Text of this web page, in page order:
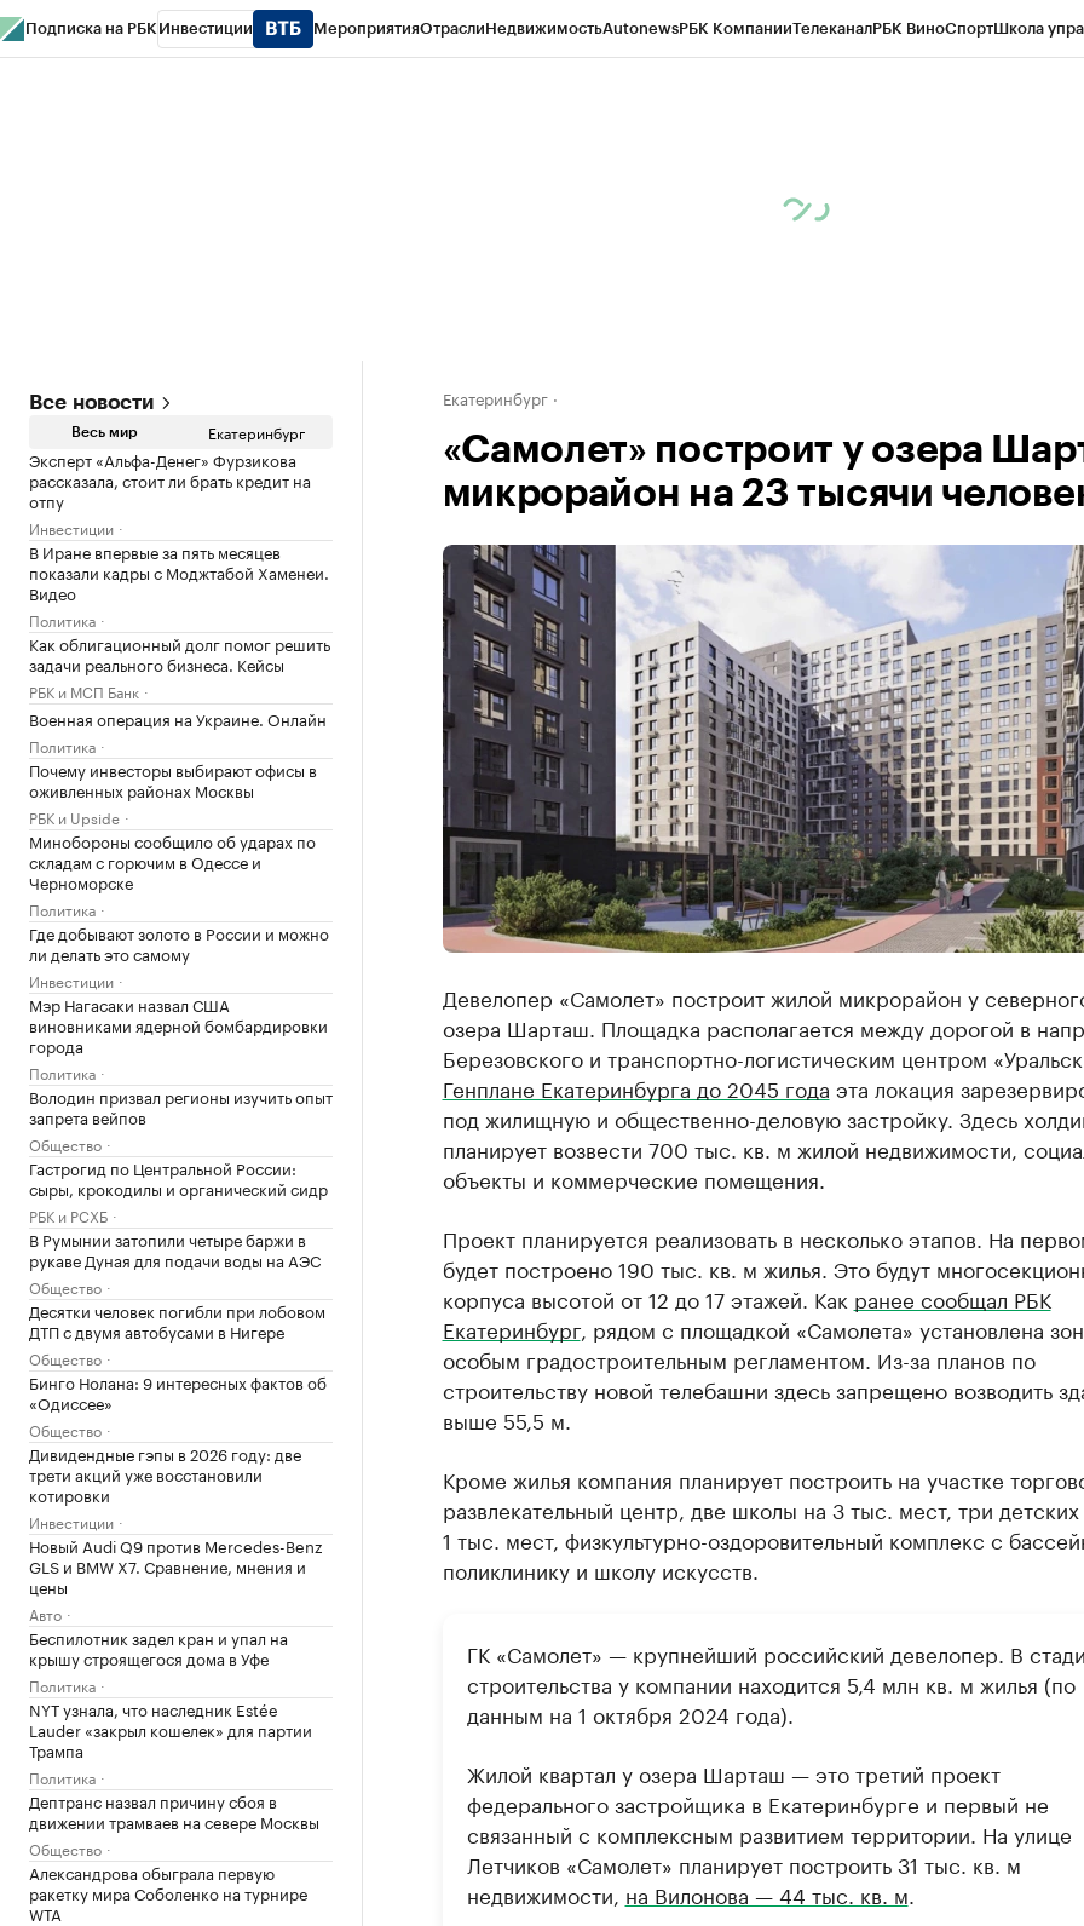
Подписка на РБК Инвестиции МероприятияОтраслиНедвижимостьAutonewsРБК КомпанииТелеканалРБК ВиноСпортШкола
Все новости
Весь мир Екатеринбург
Эксперт «Альфа-Денег» Фурзикова
рассказала, стоит ли брать кредит на
отпу
Инвестиции
В Иране впервые за пять месяцев
показали кадры с Моджтабой Хаменеи.
Видео
Политика
Как облигационный долг помог решить
задачи реального бизнеса. Кейсы
РБК и МСП Банк
Военная операция на Украине. Онлайн
Политика
Почему инвесторы выбирают офисы в
оживленных районах Москвы
РБК и Upside
Минобороны сообщило об ударах по
складам с горючим в Одессе и
Черноморске
Политика
Где добывают золото в России и можно
ли делать это самому
Инвестиции
Мэр Нагасаки назвал США
виновниками ядерной бомбардировки
города
Политика
Володин призвал регионы изучить опыт
запрета вейпов
Общество
Гастрогид по Центральной России:
сыры, крокодилы и органический сидр
РБК и РСХБ
В Румынии затопили четыре баржи в
рукаве Дуная для подачи воды на АЭС
Общество
Десятки человек погибли при лобовом
ДТП с двумя автобусами в Нигере
Общество
Бинго Нолана: 9 интересных фактов об
«Одиссее»
Общество
Дивидендные гэпы в 2026 году: две
трети акций уже восстановили
котировки
Инвестиции
Новый Audi Q9 против Mercedes-Benz
GLS и BMW X7. Сравнение, мнения и
цены
Авто
Беспилотник задел кран и упал на
крышу строящегося дома в Уфе
Политика
NYT узнала, что наследник Estée
Lauder «закрыл кошелек» для партии
Трампа
Политика
Дептранс назвал причину сбоя в
движении трамваев на севере Москвы
Общество
Александрова обыграла первую
ракетку мира Соболенко на турнире
WTA
Екатеринбург
«Самолет» построит у озера
микрорайон на 23 тысячи
Девелопер «Самолет» построит жилой микрорайон у
озера Шарташ. Площадка располагается между дорогой в
Березовского и транспортно-логистическим центром
Генплане Екатеринбурга до 2045 года эта локация
под жилищную и общественно-деловую застройку. Здесь
планирует возвести 700 тыс. кв. м жилой недвижимости,
объекты и коммерческие помещения.
Проект планируется реализовать в несколько этапов. На
будет построено 190 тыс. кв. м жилья. Это будут
корпуса высотой от 12 до 17 этажей. Как ранее сообщал РБК
Екатеринбург, рядом с площадкой «Самолета» установлена
особым градостроительным регламентом. Из-за планов по
строительству новой телебашни здесь запрещено возводить
выше 55,5 м.
Кроме жилья компания планирует построить на участке
развлекательный центр, две школы на 3 тыс. мест, три
1 тыс. мест, физкультурно-оздоровительный комплекс с
поликлинику и школу искусств.
ГК «Самолет» — крупнейший российский девелопер. В
строительства у компании находится 5,4 млн кв. м жилья (по
данным на 1 октября 2024 года).
Жилой квартал у озера Шарташ — это третий проект
федерального застройщика в Екатеринбурге и первый не
связанный с комплексным развитием территории. На улице
Летчиков «Самолет» планирует построить 31 тыс. кв. м
недвижимости, на Вилонова — 44 тыс. кв. м